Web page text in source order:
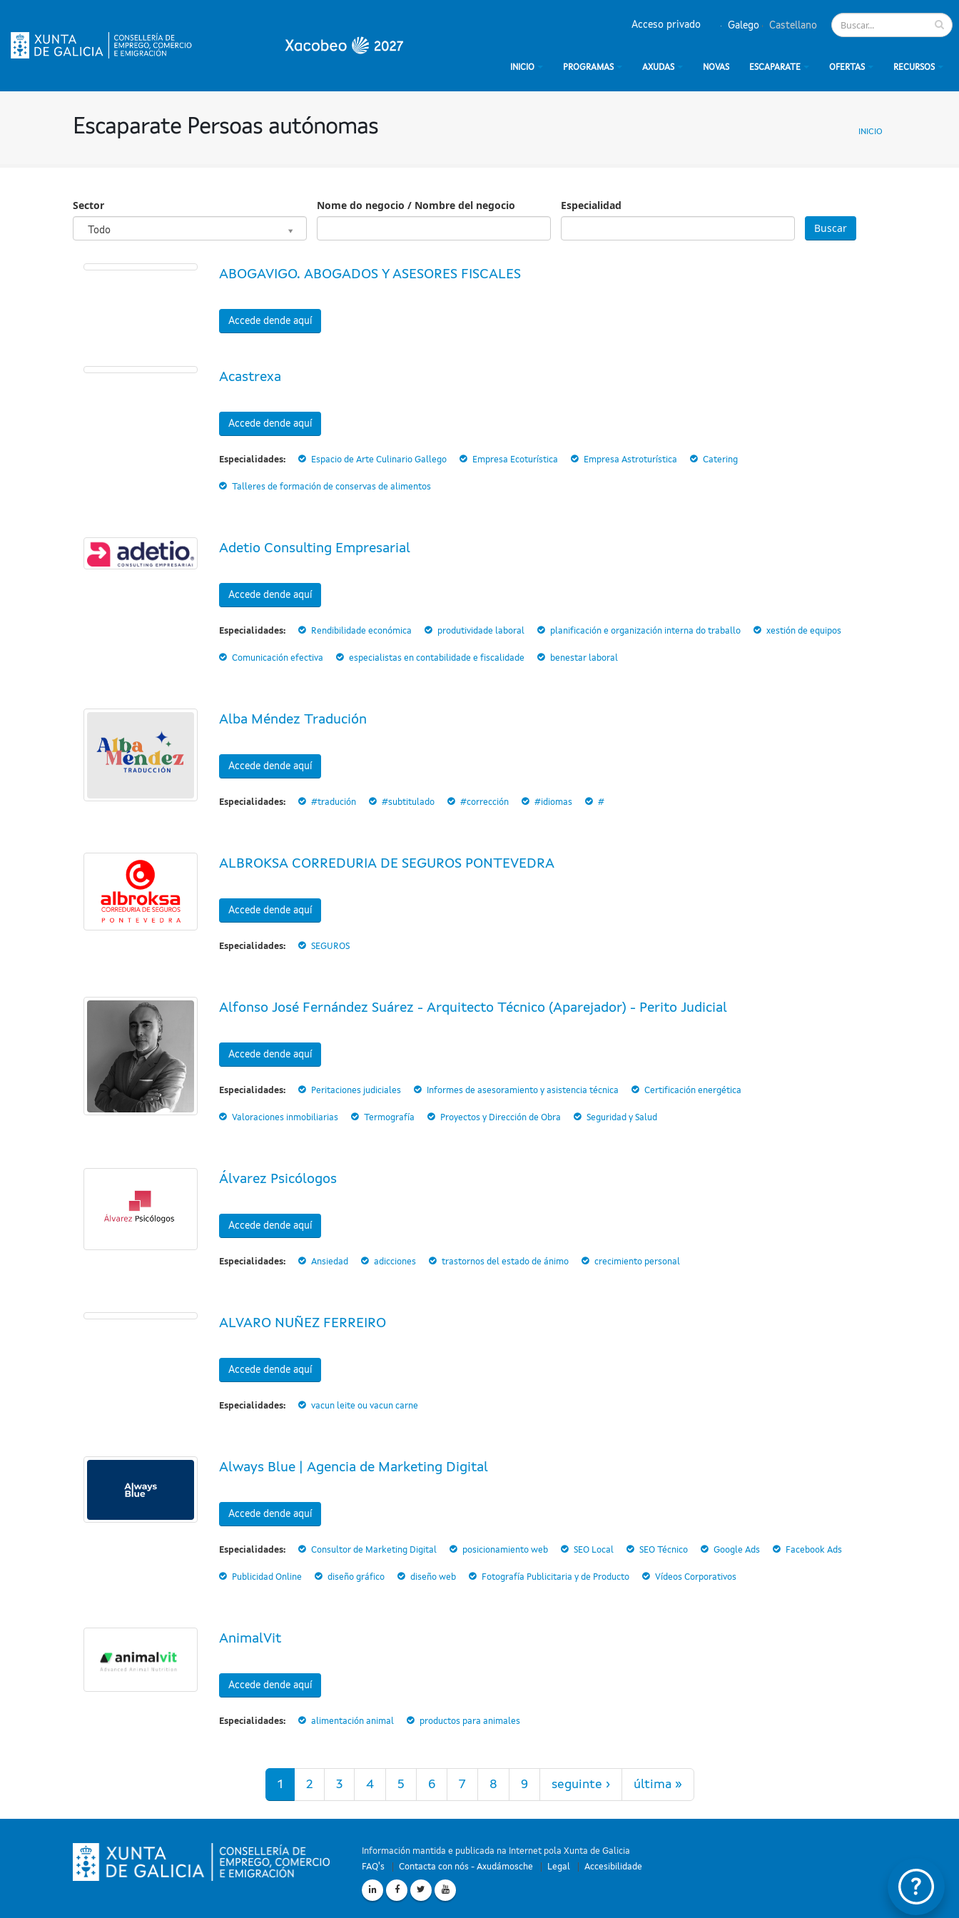
Galego Castellano
Acceso privado
INICIO PROGRAMAS AXUDAS NOVAS ESCAPARATE OFERTAS RECURSOS
Escaparate Persoas autónomas INICIO
Sector
Todo
Sector
Nome do negocio / Nombre del negocio
Especialidad
ABOGAVIGO. ABOGADOS Y ASESORES FISCALES
Accede dende aquí
Acastrexa
Accede dende aquí
Especialidades: Espacio de Arte Culinario Gallego Empresa Ecoturística Empresa Astroturística Catering
Talleres de formación de conservas de alimentos
Adetio Consulting Empresarial
Accede dende aquí
Especialidades: Rendibilidade económica produtividade laboral planificación e organización interna do traballo xestión de equipos
Comunicación efectiva especialistas en contabilidade e fiscalidade benestar laboral
Alba Méndez Tradución
Accede dende aquí
Especialidades: #tradución #subtitulado #corrección #idiomas #
ALBROKSA CORREDURIA DE SEGUROS PONTEVEDRA
Accede dende aquí
Especialidades: SEGUROS
Alfonso José Fernández Suárez - Arquitecto Técnico (Aparejador) - Perito Judicial
Accede dende aquí
Especialidades: Peritaciones judiciales Informes de asesoramiento y asistencia técnica Certificación energética
Valoraciones inmobiliarias Termografía Proyectos y Dirección de Obra Seguridad y Salud
Álvarez Psicólogos
Accede dende aquí
Especialidades: Ansiedad adicciones trastornos del estado de ánimo crecimiento personal
ALVARO NUÑEZ FERREIRO
Accede dende aquí
Especialidades: vacun leite ou vacun carne
Always Blue | Agencia de Marketing Digital
Accede dende aquí
Especialidades: Consultor de Marketing Digital posicionamiento web SEO Local SEO Técnico Google Ads Facebook Ads
Publicidad Online diseño gráfico diseño web Fotografía Publicitaria y de Producto Vídeos Corporativos
AnimalVit
Accede dende aquí
Especialidades: alimentación animal productos para animales
1 2 3 4 5 6 7 8 9 seguinte › última »
Información mantida e publicada na Internet pola Xunta de Galicia
FAQ's
Contacta con nós - Axudámosche Legal Accesibilidade